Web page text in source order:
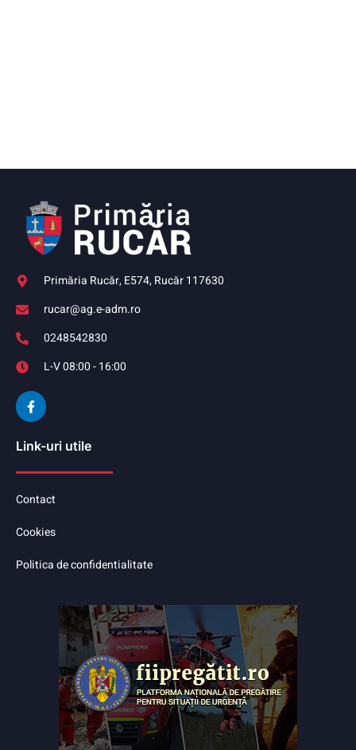
Primăria Rucăr, E574, Rucăr 117630
rucar@ag.e-adm.ro
0248542830
L-V 08:00 - 16:00
Link-uri utile
Contact
Cookies
Politica de confidentialitate